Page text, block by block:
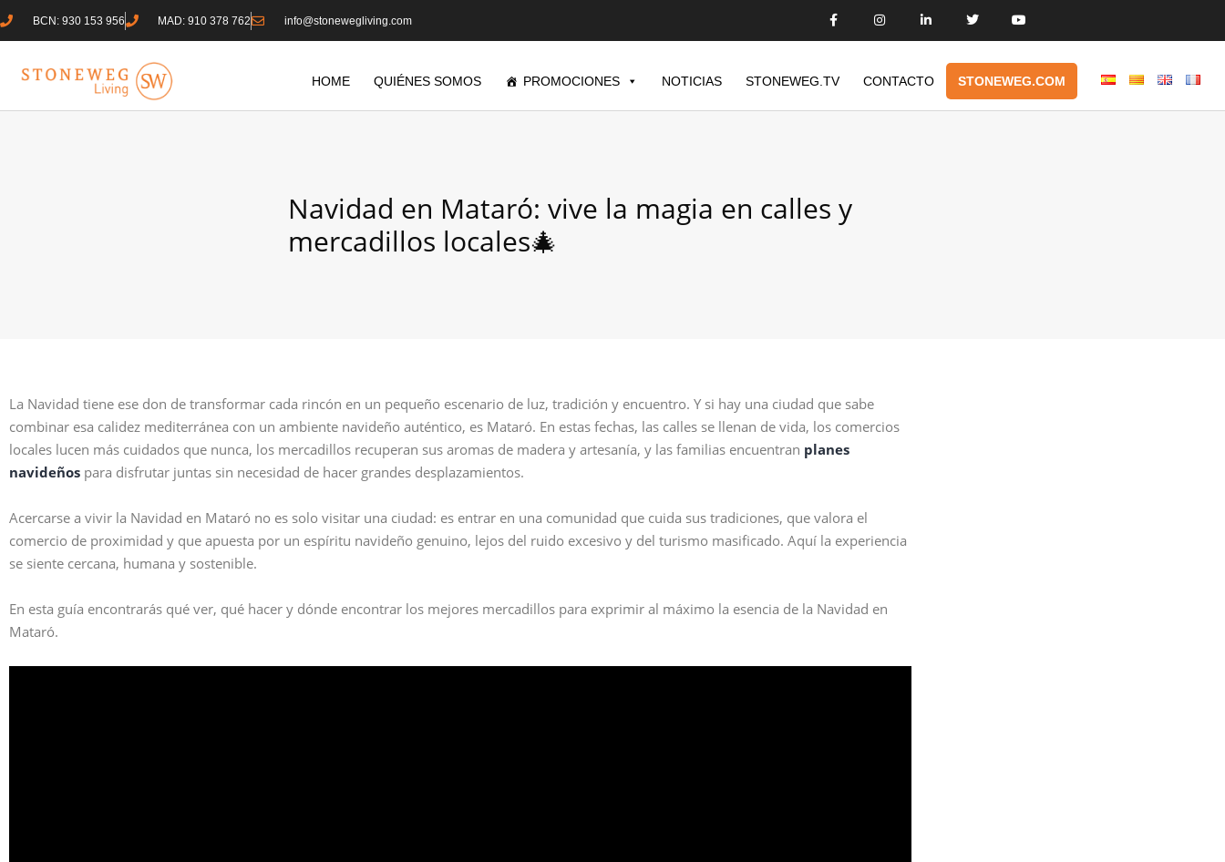
BCN: 930 153 956 MAD: 910 378 762 info@stonewegliving.com
HOME QUIÉNES SOMOS PROMOCIONES NOTICIAS STONEWEG.TV CONTACTO STONEWEG.COM
Navidad en Mataró: vive la magia en calles y
mercadillos locales🎄
La Navidad tiene ese don de transformar cada rincón en un pequeño escenario de luz, tradición y encuentro. Y si hay una ciudad que sabe
combinar esa calidez mediterránea con un ambiente navideño auténtico, es Mataró. En estas fechas, las calles se llenan de vida, los comercios
locales lucen más cuidados que nunca, los mercadillos recuperan sus aromas de madera y artesanía, y las familias encuentran planes
navideños para disfrutar juntas sin necesidad de hacer grandes desplazamientos.
Acercarse a vivir la Navidad en Mataró no es solo visitar una ciudad: es entrar en una comunidad que cuida sus tradiciones, que valora el
comercio de proximidad y que apuesta por un espíritu navideño genuino, lejos del ruido excesivo y del turismo masificado. Aquí la experiencia
se siente cercana, humana y sostenible.
En esta guía encontrarás qué ver, qué hacer y dónde encontrar los mejores mercadillos para exprimir al máximo la esencia de la Navidad en
Mataró.